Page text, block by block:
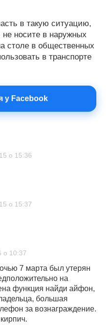
в такую ситуацию,
не носите в наружных
столе в общественных
в транспорте
у Facebook
о 15:36
о 15:37
о 10:37
7 марта был утерян
на
функция найди айфон,
большая
за вознаграждение.